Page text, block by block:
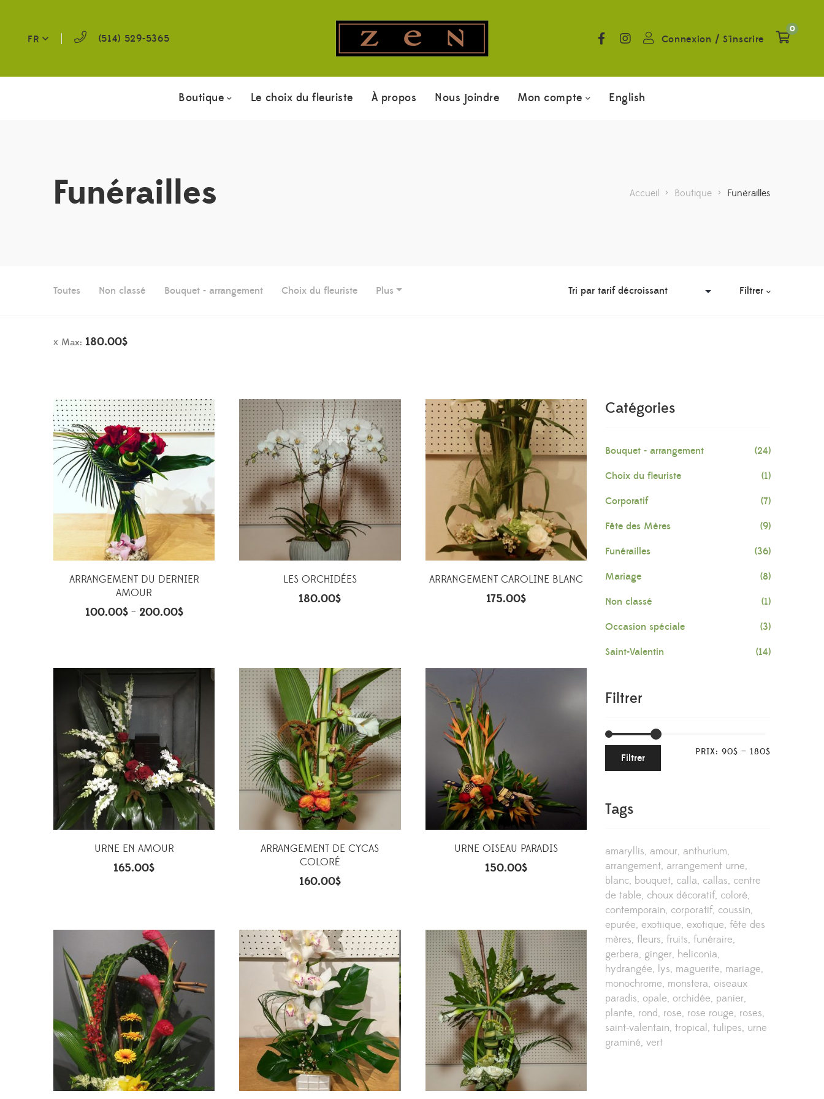
FR (514) 529-5365 Connexion / S'inscrire
0
Boutique Le choix du fleuriste À propos Nous joindre Mon compte English
Funérailles Accueil > Boutique > Funérailles
Toutes Non classé Bouquet - arrangement Choix du fleuriste Plus Filtrer
Max: 180.00$
ARRANGEMENT DU DERNIER
AMOUR
100.00$– 200.00$
LES ORCHIDÉES
180.00$
ARRANGEMENT CAROLINE BLANC
175.00$
URNE EN AMOUR
165.00$
ARRANGEMENT DE CYCAS
COLORÉ
160.00$
URNE OISEAU PARADIS
150.00$
Catégories
Bouquet - arrangement (24)
Choix du fleuriste (1)
Corporatif (7)
Fête des Mères (9)
Funérailles (36)
Mariage (8)
Non classé (1)
Occasion spéciale (3)
Saint-Valentin (14)
Filtrer
Filtrer PRIX: 90$ — 180$
Tags
amaryllis amour anthurium
arrangement arrangement urne
blanc bouquet calla callas centre
de table choux décoratif coloré
contemporain corporatif coussin
epurée exotiique exotique fête des
mères fleurs fruits funéraire
gerbera ginger heliconia
hydrangée lys maguerite mariage
monochrome monstera oiseaux
paradis opale orchidée panier
plante rond rose rose rouge roses
saint-valentain tropical tulipes urne
graminé vert